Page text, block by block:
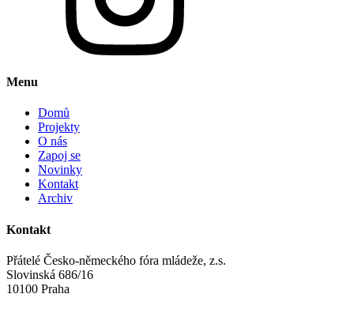
Menu
Domů
Projekty
O nás
Zapoj se
Novinky
Kontakt
Archiv
Kontakt
Přátelé Česko-německého fóra mládeže, z.s.
Slovinská 686/16
10100 Praha